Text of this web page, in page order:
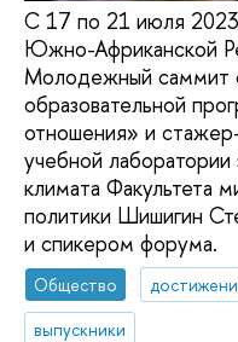
С 17 по 21 июля
Южно-Африканской
Молодежный саммит
образовательной
отношения» и
учебной
климата Факультета
политики Шишигин
и спикером форума.
Общество
выпускники